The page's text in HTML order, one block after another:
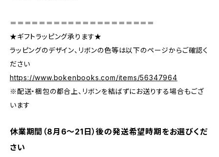
＝＝＝＝＝＝＝＝＝＝＝＝＝＝＝＝＝＝＝＝
★ギフトラッピング承ります★
ラッピングのデザイン、リボンの色等は以下のページからご確認く
ださい
https://www.bokenbooks.com/items/56347964
※配送・梱包の都合上、リボンを結ばずにお送りする場合もござ
います
休業期間（8月6〜21日）後の発送希望時期をお選びくだ
さい